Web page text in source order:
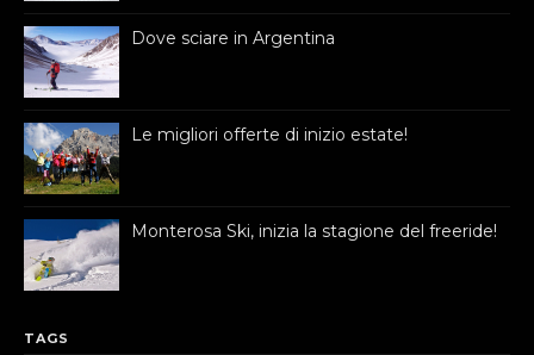
Dove sciare in Argentina
Le migliori offerte di inizio estate!
Monterosa Ski, inizia la stagione del freeride!
TAGS